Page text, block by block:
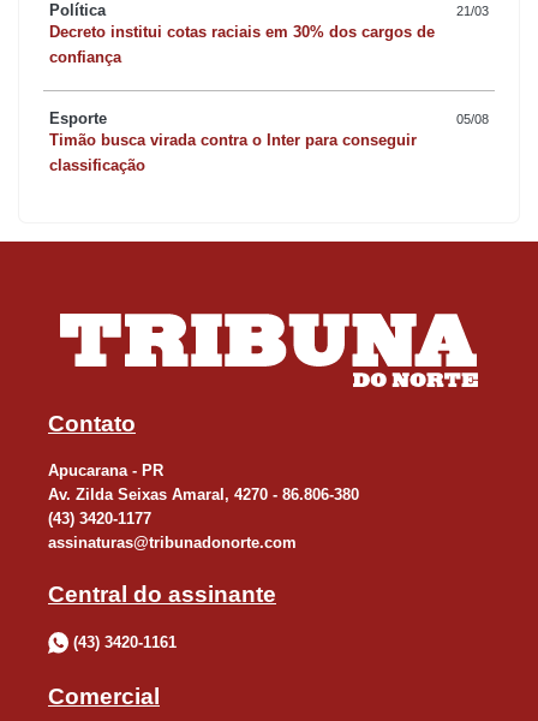
Política 21/03
Decreto institui cotas raciais em 30% dos cargos de
confiança
Esporte 05/08
Timão busca virada contra o Inter para conseguir
classificação
Contato
Apucarana - PR
Av. Zilda Seixas Amaral, 4270 - 86.806-380
(43) 3420-1177
assinaturas@tribunadonorte.com
Central do assinante
(43) 3420-1161
Comercial